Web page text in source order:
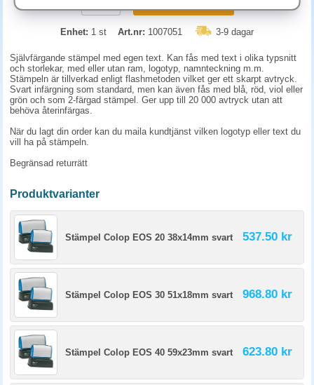
Enhet: 1 st Art.nr: 1007051 3-9 dagar
Självfärgande stämpel med egen text. Kan fås med text i olika typsnitt
och storlekar, med eller utan ram, logotyp, namnteckning m.m.
Stämpeln är tillverkad enligt flashmetoden vilket ger ett skarpt avtryck.
Svart infärgning som standard, men kan även fås med blå, röd, viol eller
grön och som 2-färgad stämpel. Ger upp till 20 000 avtryck utan att
behöva återinfärgas.
När du lagt din order kan du maila kundtjänst vilken logotyp eller text du
vill ha på stämpeln.
Begränsad returrätt
Produktvarianter
Stämpel Colop EOS 20 38x14mm svart 537.50 kr
Stämpel Colop EOS 30 51x18mm svart 968.80 kr
Stämpel Colop EOS 40 59x23mm svart 623.80 kr